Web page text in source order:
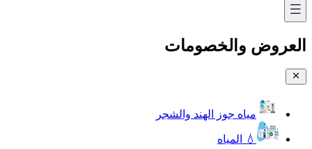
العروض والخصومات
مياه جوز الهند والشجر
💧 المياه